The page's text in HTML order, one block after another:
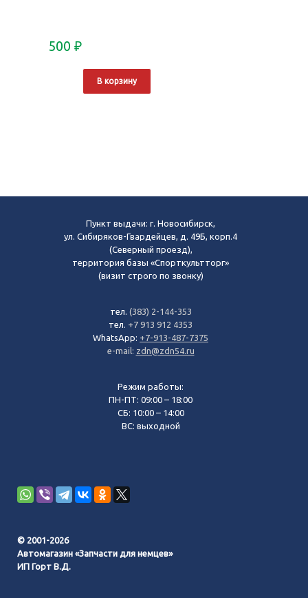
500 ₽
В корзину
Пункт выдачи: г. Новосибирск,
ул. Сибиряков-Гвардейцев, д. 49Б, корп.4
(Северный проезд),
территория базы «Спорткультторг»
(визит строго по звонку)
тел. (383) 2-144-353
тел. +7 913 912 4353
WhatsApp: +7-913-487-7375
e-mail: zdn@zdn54.ru
Режим работы:
ПН-ПТ: 09:00 – 18:00
СБ: 10:00 – 14:00
ВС: выходной
© 2001-2026
Автомагазин «Запчасти для немцев»
ИП Горт В.Д.